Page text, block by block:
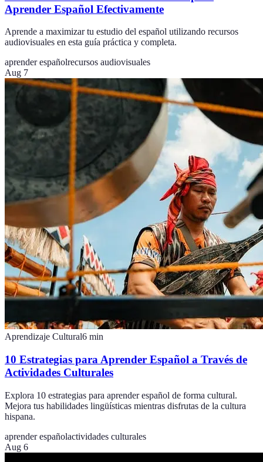
Aprender Español Efectivamente
Aprende a maximizar tu estudio del español utilizando recursos
audiovisuales en esta guía práctica y completa.
aprender españolrecursos audiovisuales
Aug 7
Aprendizaje Cultural6 min
10 Estrategias para Aprender Español a Través de
Actividades Culturales
Explora 10 estrategias para aprender español de forma cultural.
Mejora tus habilidades lingüísticas mientras disfrutas de la cultura
hispana.
aprender españolactividades culturales
Aug 6